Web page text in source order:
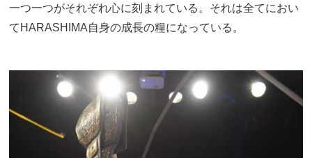
一つ一つがそれぞれ心に刻まれている。それは全てにおい
てHARASHIMA自身の成長の糧になっている。